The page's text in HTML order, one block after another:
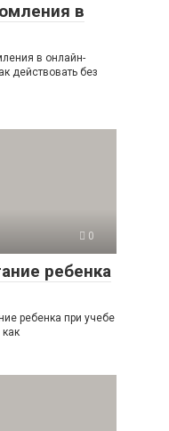
в
в онлайн-
действовать без
0
ребенка
ребенка при учебе